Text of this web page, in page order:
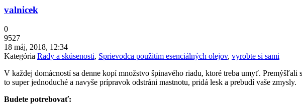
valnicek
0
9527
18 máj, 2018, 12:34
Kategória Rady a skúsenosti, Sprievodca použitím esenciálných olejov, vyrobte si sami
V každej domácností sa denne kopí množstvo špinavého riadu, ktoré treba umyť.
to super jednoduché a navyše prípravok odstráni mastnotu, pridá lesk a prebudí vaše zmysly.
Budete potrebovať: